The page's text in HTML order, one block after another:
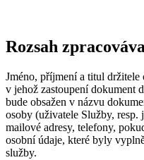
Rozsah
Jméno, příjmení a titul
v jehož zastoupení dokument
bude obsažen v názvu
osoby (uživatele Služby, resp.
mailové adresy, telefony,
osobní údaje, které byly
služby.